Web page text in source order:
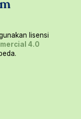
lisensi
4.0